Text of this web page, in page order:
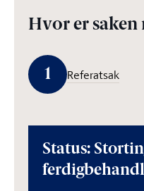
Hvor er saken
1 Referatsak
Status: